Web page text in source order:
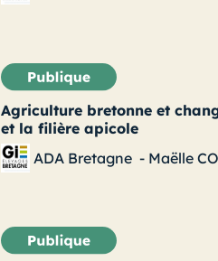
Agriculture bretonne et
et la filière apicole
ADA Bretagne - Maëlle